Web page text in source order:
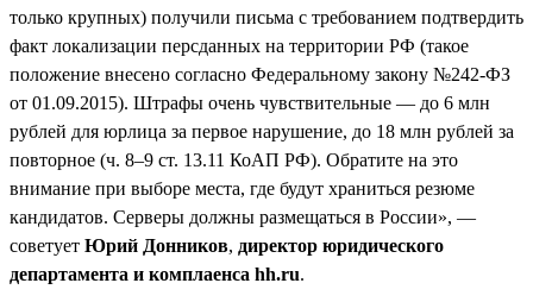
только крупных) получили письма с требованием подтвердить
факт локализации персданных на территории РФ (такое
положение внесено согласно Федеральному закону №242-ФЗ
от 01.09.2015). Штрафы очень чувствительные — до 6 млн
рублей для юрлица за первое нарушение, до 18 млн рублей за
повторное (ч. 8–9 ст. 13.11 КоАП РФ). Обратите на это
внимание при выборе места, где будут храниться резюме
кандидатов. Серверы должны размещаться в России», —
советует Юрий Донников, директор юридического
департамента и комплаенса hh.ru.